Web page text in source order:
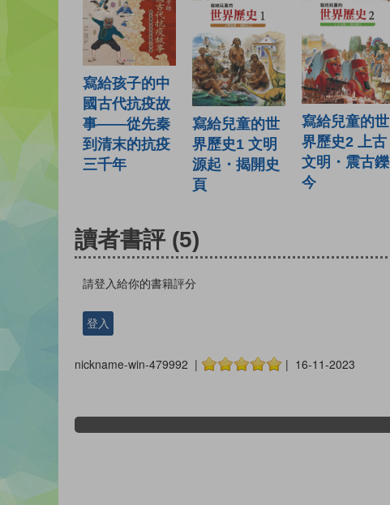
寫給孩子的中
國古代抗疫故
事——從先秦
到清末的抗疫
三千年
寫給兒童的世
界歷史1 文明
源起・揭開史
頁
寫給兒童的世
界歷史2 上古
文明・震古鑠
今
讀者書評 (5)
請登入給你的書籍評分
登入
nickname-win-479992 | | 16-11-2023